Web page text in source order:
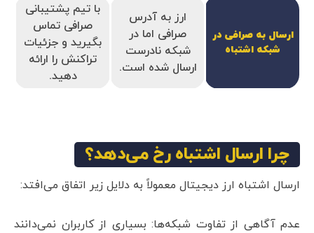
ارسال به صرافی در
شبکه اشتباه
ارز به آدرس
صرافی اما در
شبکه نادرست
ارسال شده است.
با تیم پشتیبانی
صرافی تماس
بگیرید و جزئیات
تراکنش را ارائه
دهید.
چرا ارسال اشتباه رخ می‌دهد؟
ارسال اشتباه ارز دیجیتال معمولاً به دلایل زیر اتفاق می‌افتد:
عدم آگاهی از تفاوت شبکه‌ها: بسیاری از کاربران نمی‌دانند